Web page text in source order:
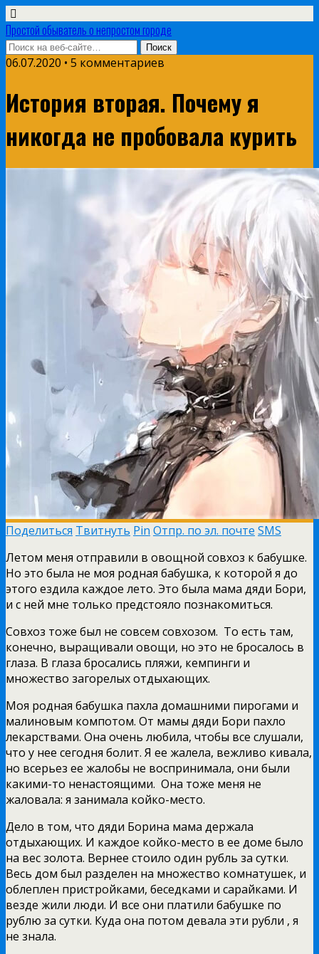
Простой обыватель о непростом городе
06.07.2020 • 5 комментариев
История вторая. Почему я
никогда не пробовала курить
Поделиться Твитнуть Pin Отпр. по эл. почте SMS
Летом меня отправили в овощной совхоз к бабушке.
Но это была не моя родная бабушка, к которой я до
этого ездила каждое лето. Это была мама дяди Бори,
и с ней мне только предстояло познакомиться.
Совхоз тоже был не совсем совхозом. То есть там,
конечно, выращивали овощи, но это не бросалось в
глаза. В глаза бросались пляжи, кемпинги и
множество загорелых отдыхающих.
Моя родная бабушка пахла домашними пирогами и
малиновым компотом. От мамы дяди Бори пахло
лекарствами. Она очень любила, чтобы все слушали,
что у нее сегодня болит. Я ее жалела, вежливо кивала,
но всерьез ее жалобы не воспринимала, они были
какими-то ненастоящими. Она тоже меня не
жаловала: я занимала койко-место.
Дело в том, что дяди Борина мама держала
отдыхающих. И каждое койко-место в ее доме было
на вес золота. Вернее стоило один рубль за сутки.
Весь дом был разделен на множество комнатушек, и
облеплен пристройками, беседками и сарайками. И
везде жили люди. И все они платили бабушке по
рублю за сутки. Куда она потом девала эти рубли , я
не знала.